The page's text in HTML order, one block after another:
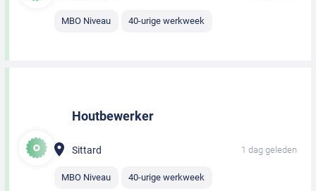
MBO Niveau 40-urige werkweek
Houtbewerker
Sittard 1 dag geleden
MBO Niveau 40-urige werkweek